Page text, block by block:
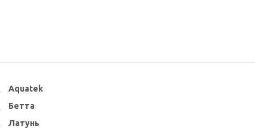
Aquatek
Бетта
Латунь